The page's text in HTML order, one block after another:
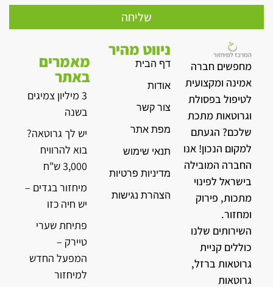
שליחה
מחפשים חברה
אמינה ומקצועית
לטיפול בפסולת
וגרוטאות מתכת
שלכם? הגעתם
למקום הנכון! אנו
החברה המובילה
בישראל לפינוי
מתכות, פירוק
ומחזור.
השירותים שלנו
כוללים קניית
גרוטאות ברזל,
גרוטאות
ניווט מהיר
דף הבית
אודות
צור קשר
מפת אתר
תנאי שימוש
מדיניות פרטיות
הצהרת נגישות
מאמרים
באתר
3 מיליון צמיגים
בשנה
יש לך גרוטאה?
בוא להרוויח
3,000 ש"ח
מיחזור בגדים –
יש חיה כזו
פתיחת שערי
טיירק –
המפעל החדש
למיחזור